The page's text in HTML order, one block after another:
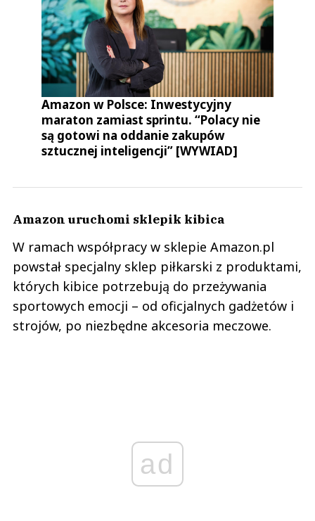
Amazon w Polsce: Inwestycyjny
maraton zamiast sprintu. “Polacy nie
są gotowi na oddanie zakupów
sztucznej inteligencji” [WYWIAD]
Amazon uruchomi sklepik kibica
W ramach współpracy w sklepie Amazon.pl
powstał specjalny sklep piłkarski z produktami,
których kibice potrzebują do przeżywania
sportowych emocji – od oficjalnych gadżetów i
strojów, po niezbędne akcesoria meczowe.
ad